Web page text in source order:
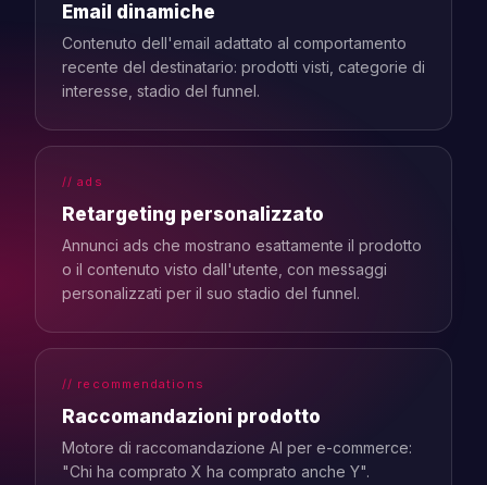
Email dinamiche
Contenuto dell'email adattato al comportamento
recente del destinatario: prodotti visti, categorie di
interesse, stadio del funnel.
// ads
Retargeting personalizzato
Annunci ads che mostrano esattamente il prodotto
o il contenuto visto dall'utente, con messaggi
personalizzati per il suo stadio del funnel.
// recommendations
Raccomandazioni prodotto
Motore di raccomandazione AI per e-commerce:
"Chi ha comprato X ha comprato anche Y".